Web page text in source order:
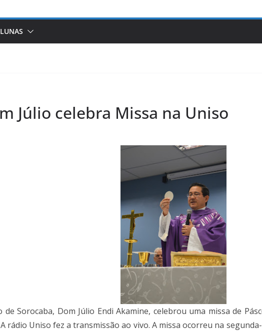
Júlio celebra Missa na Uniso
Sorocaba, Dom Júlio Endi Akamine, celebrou uma missa de
rádio Uniso fez a transmissão ao vivo. A missa ocorreu na